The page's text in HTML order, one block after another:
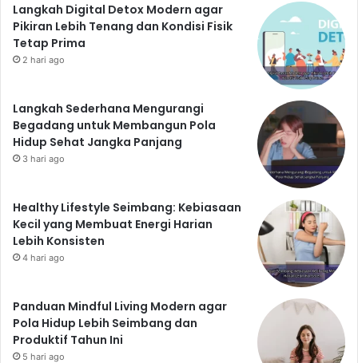
Membangun pola hidup sehat membutuhkan waktu
dan usaha. Jangan mudah menyerah jika Anda
mengalami kendala atau kesulitan. Tetaplah konsisten
dan fokus pada tujuan Anda. Ingatlah bahwa
kesehatan adalah investasi jangka panjang yang akan
memberikan manfaat besar bagi Anda di masa depan.
Jadi, mulailah sekarang juga untuk menerapkan tips-
tips di atas dan raih hidup sehat meskipun Anda sibuk
Langkah Digital Detox Modern agar
Pikiran Lebih Tenang dan Kondisi Fisik
Tetap Prima
2 hari ago
Langkah Sederhana Mengurangi
Begadang untuk Membangun Pola
Hidup Sehat Jangka Panjang
3 hari ago
Healthy Lifestyle Seimbang: Kebiasaan
Kecil yang Membuat Energi Harian
Lebih Konsisten
4 hari ago
Panduan Mindful Living Modern agar
Pola Hidup Lebih Seimbang dan
Produktif Tahun Ini
5 hari ago